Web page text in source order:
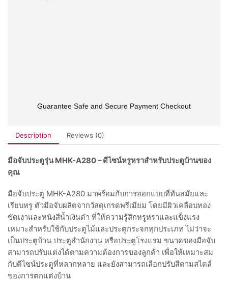
Guarantee Safe and Secure Payment Checkout
Description Reviews (0)
มือจับประตูรุ่น MHK-A280 – ดีไซน์หรูหราสำหรับประตูบ้านของ
คุณ
มือจับประตู MHK-A280 มาพร้อมกับการออกแบบที่ทันสมัยและ
เรียบหรู ตัวมือจับผลิตจากวัสดุเกรดพรีเมียม โดยมีผิวเคลือบทอง
ขัดเงาและหนังสีน้ำเงินดำ ที่ให้ความรู้สึกหรูหราและแข็งแรง
เหมาะสำหรับใช้กับประตูไม้และประตูกระจกทุกประเภท ไม่ว่าจะ
เป็นประตูบ้าน ประตูสำนักงาน หรือประตูโรงแรม ขนาดของมือจับ
สามารถปรับแต่งได้ตามความต้องการของลูกค้า เพื่อให้เหมาะสม
กับดีไซน์ประตูที่หลากหลาย และยังสามารถเลือกปรับสีตามสไตล์
ของการตกแต่งบ้าน